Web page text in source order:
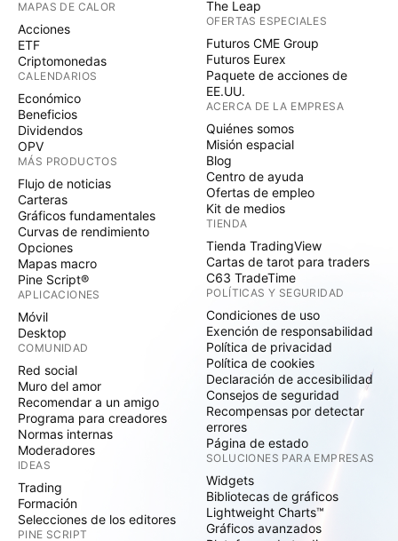
MAPAS DE CALOR
Acciones
ETF
Criptomonedas
CALENDARIOS
Económico
Beneficios
Dividendos
OPV
MÁS PRODUCTOS
Flujo de noticias
Carteras
Gráficos fundamentales
Curvas de rendimiento
Opciones
Mapas macro
Pine Script®
APLICACIONES
Móvil
Desktop
COMUNIDAD
Red social
Muro del amor
Recomendar a un amigo
Programa para creadores
Normas internas
Moderadores
IDEAS
Trading
Formación
Selecciones de los editores
PINE SCRIPT
The Leap
OFERTAS ESPECIALES
Futuros CME Group
Futuros Eurex
Paquete de acciones de
EE.UU.
ACERCA DE LA EMPRESA
Quiénes somos
Misión espacial
Blog
Centro de ayuda
Ofertas de empleo
Kit de medios
TIENDA
Tienda TradingView
Cartas de tarot para traders
C63 TradeTime
POLÍTICAS Y SEGURIDAD
Condiciones de uso
Exención de responsabilidad
Política de privacidad
Política de cookies
Declaración de accesibilidad
Consejos de seguridad
Recompensas por detectar
errores
Página de estado
SOLUCIONES PARA EMPRESAS
Widgets
Bibliotecas de gráficos
Lightweight Charts™
Gráficos avanzados